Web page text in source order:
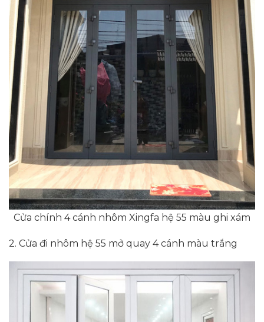
Cửa chính 4 cánh nhôm Xingfa hệ 55 màu ghi xám
2. Cửa đi nhôm hệ 55 mở quay 4 cánh màu trắng